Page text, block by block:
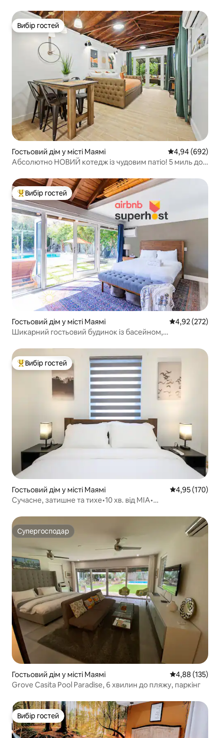
Вибір гостей
Вибір гостей
Гостьовий дім у місті Маямі Середня
4,94 (692)
Абсолютно НОВИЙ котедж із чудовим патіо! 5 миль до
Топ вибір гостей
Вибір гостей
Гостьовий дім у місті Маямі Середня
4,92 (272)
Шикарний гостьовий будинок із басейном,
Топ вибір гостей
Вибір гостей
Гостьовий дім у місті Маямі Середня
4,95 (170)
Сучасне, затишне та тихе•10 хв. від MIA•
Супергосподар
Супергосподар
Гостьовий дім у місті Маямі Середня
4,88 (135)
Grove Casita Pool Paradise, 6 хвилин до пляжу, паркінг
Вибір гостей
Вибір гостей